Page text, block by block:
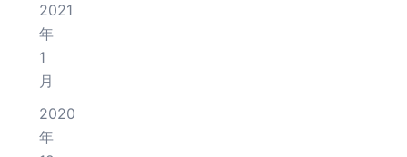
2021
年
1
月
2020
年